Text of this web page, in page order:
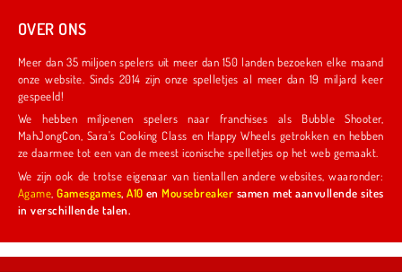
OVER ONS
Meer dan 35 miljoen spelers uit meer dan 150 landen bezoeken elke maand
onze website. Sinds 2014 zijn onze spelletjes al meer dan 19 miljard keer
gespeeld!
We hebben miljoenen spelers naar franchises als Bubble Shooter,
MahJongCon, Sara's Cooking Class en Happy Wheels getrokken en hebben
ze daarmee tot een van de meest iconische spelletjes op het web gemaakt.
We zijn ook de trotse eigenaar van tientallen andere websites, waaronder:
Agame ,Gamesgames,A10 enMousebreaker samen met aanvullende sites
in verschillende talen.